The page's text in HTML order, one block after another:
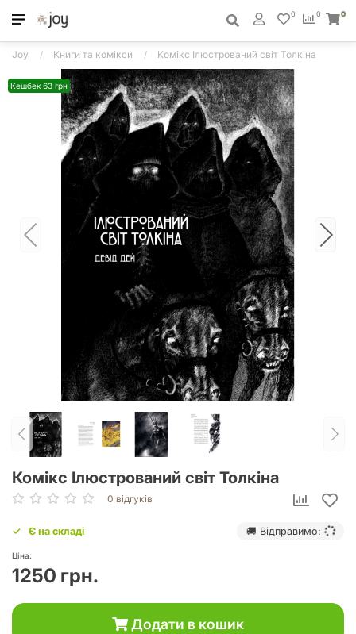
0
0 0
Joy Книги та комікси Комікс Ілюстрований світ Толкіна
Кешбек 63 грн
Комікс Ілюстрований світ Толкіна
0 відгуків
Є на складі 🚚 Відправимо:
Ціна:
1250 грн.
Додати в кошик